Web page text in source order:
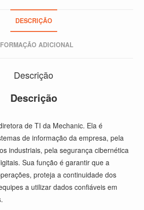
DESCRIÇÃO
ADICIONAL
Descrição
Descrição
de TI da Mechanic. Ela é
de informação da empresa, pela
industriais, pela segurança cibernética
Sua função é garantir que a
proteja a continuidade dos
a utilizar dados confiáveis em